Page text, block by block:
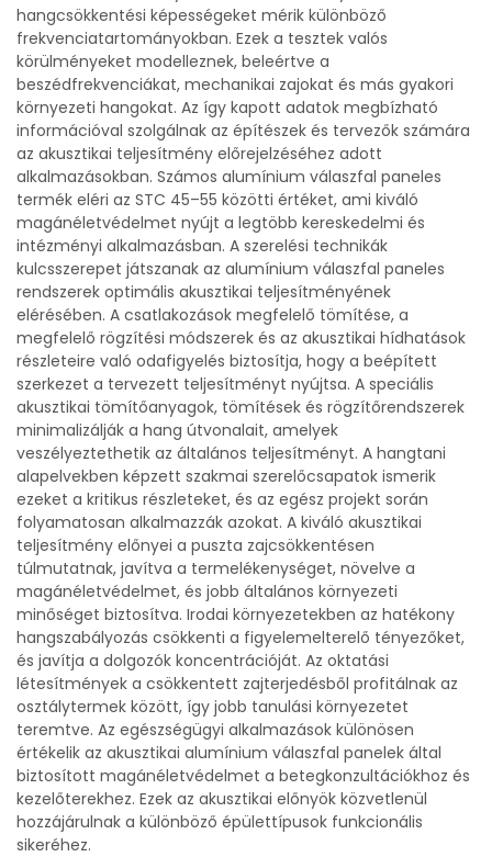
hangcsökkentési képességeket mérik különböző
frekvenciatartományokban. Ezek a tesztek valós
körülményeket modelleznek, beleértve a
beszédfrekvenciákat, mechanikai zajokat és más gyakori
környezeti hangokat. Az így kapott adatok megbízható
információval szolgálnak az építészek és tervezők számára
az akusztikai teljesítmény előrejelzéséhez adott
alkalmazásokban. Számos alumínium válaszfal paneles
termék eléri az STC 45–55 közötti értéket, ami kiváló
magánéletvédelmet nyújt a legtöbb kereskedelmi és
intézményi alkalmazásban. A szerelési technikák
kulcsszerepet játszanak az alumínium válaszfal paneles
rendszerek optimális akusztikai teljesítményének
elérésében. A csatlakozások megfelelő tömítése, a
megfelelő rögzítési módszerek és az akusztikai hídhatások
részleteire való odafigyelés biztosítja, hogy a beépített
szerkezet a tervezett teljesítményt nyújtsa. A speciális
akusztikai tömítőanyagok, tömítések és rögzítőrendszerek
minimalizálják a hang útvonalait, amelyek
veszélyeztethetik az általános teljesítményt. A hangtani
alapelvekben képzett szakmai szerelőcsapatok ismerik
ezeket a kritikus részleteket, és az egész projekt során
folyamatosan alkalmazzák azokat. A kiváló akusztikai
teljesítmény előnyei a puszta zajcsökkentésen
túlmutatnak, javítva a termelékenységet, növelve a
magánéletvédelmet, és jobb általános környezeti
minőséget biztosítva. Irodai környezetekben az hatékony
hangszabályozás csökkenti a figyelemelterelő tényezőket,
és javítja a dolgozók koncentrációját. Az oktatási
létesítmények a csökkentett zajterjedésből profitálnak az
osztálytermek között, így jobb tanulási környezetet
teremtve. Az egészségügyi alkalmazások különösen
értékelik az akusztikai alumínium válaszfal panelek által
biztosított magánéletvédelmet a betegkonzultációkhoz és
kezelőterekhez. Ezek az akusztikai előnyök közvetlenül
hozzájárulnak a különböző épülettípusok funkcionális
sikeréhez.